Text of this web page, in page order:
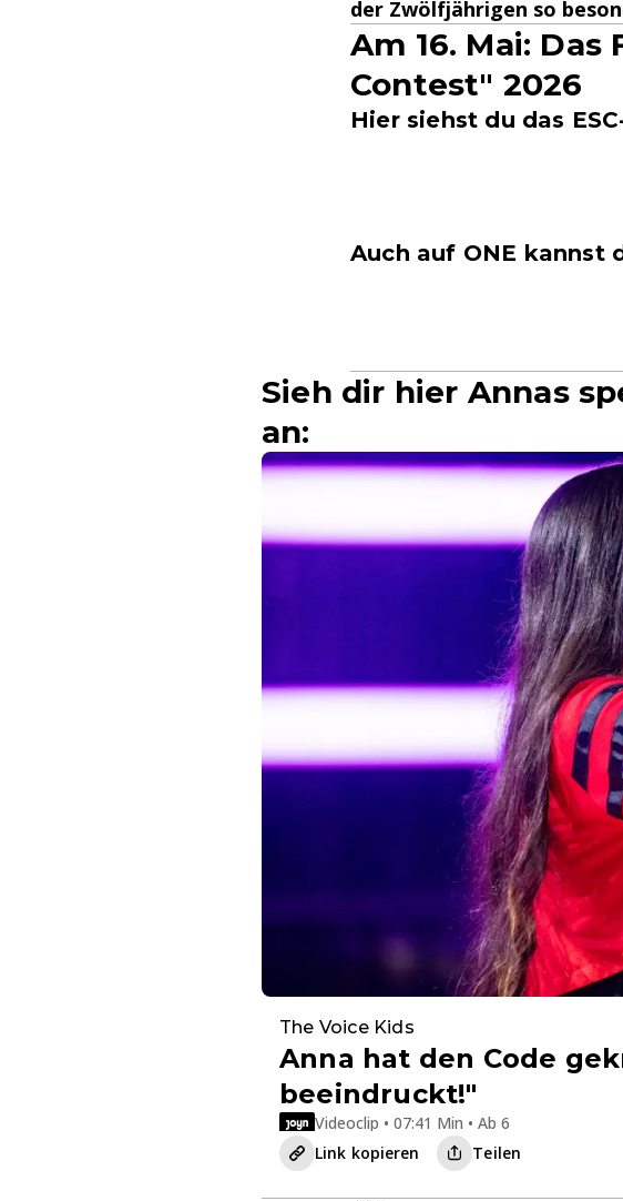
der Zwölfjährigen so
Am 16. Mai:
Contest" 2026
Hier siehst du das
Auch auf ONE kannst
Sieh dir hier Annas
an:
The Voice Kids
Anna hat den Code
beeindruckt!"
Videoclip • 07:41 Min • Ab 6
Link kopieren
Teilen